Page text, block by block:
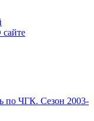
по ЧГК. Сезон 2003-